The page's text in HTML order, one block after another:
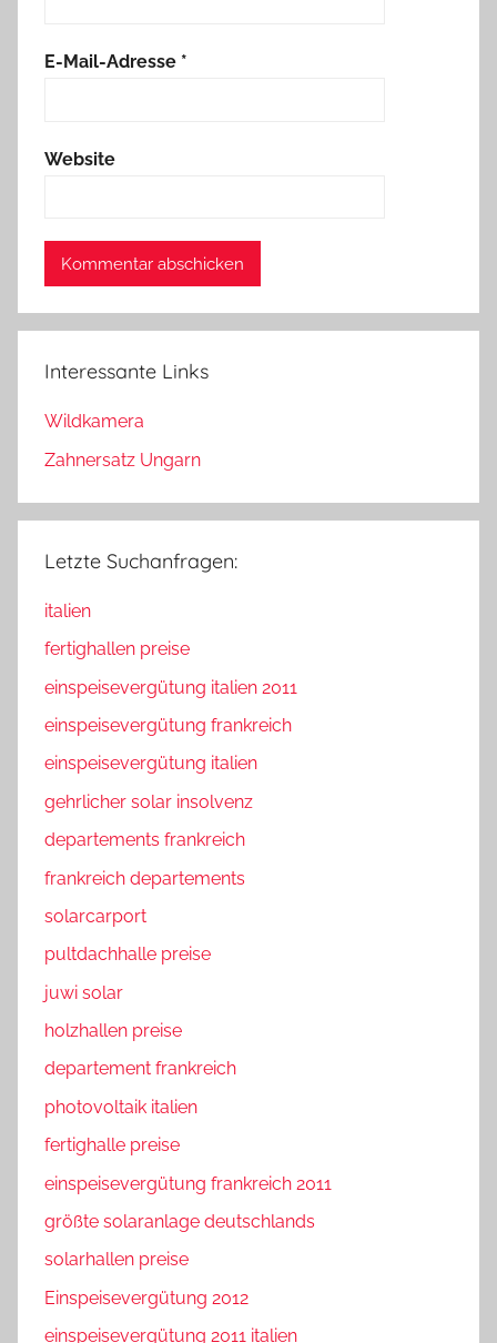
E-Mail-Adresse *
Website
Interessante Links
Wildkamera
Zahnersatz Ungarn
Letzte Suchanfragen:
italien
fertighallen preise
einspeisevergütung italien 2011
einspeisevergütung frankreich
einspeisevergütung italien
gehrlicher solar insolvenz
departements frankreich
frankreich departements
solarcarport
pultdachhalle preise
juwi solar
holzhallen preise
departement frankreich
photovoltaik italien
fertighalle preise
einspeisevergütung frankreich 2011
größte solaranlage deutschlands
solarhallen preise
Einspeisevergütung 2012
einspeisevergütung 2011 italien